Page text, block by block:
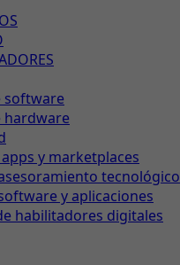
software
hardware
y marketplaces
tecnológico
y aplicaciones
habilitadores digitales